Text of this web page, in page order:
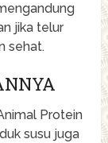
jika telur
sehat.
Protein
susu juga